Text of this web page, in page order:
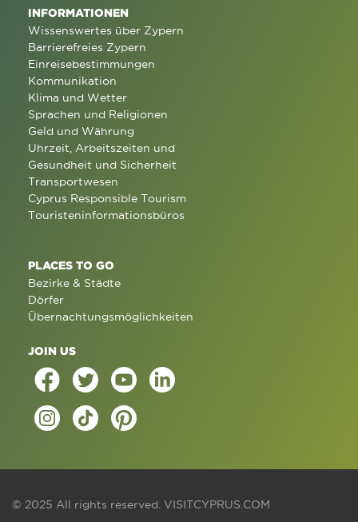
INFORMATIONEN
Wissenswertes über Zypern
Barrierefreies Zypern
Einreisebestimmungen
Kommunikation
Klima und Wetter
Sprachen und Religionen
Geld und Währung
Uhrzeit, Arbeitszeiten und
Gesundheit und Sicherheit
Transportwesen
Cyprus Responsible Tourism
Touristeninformationsbüros
PLACES TO GO
Bezirke & Städte
Dörfer
Übernachtungsmöglichkeiten
JOIN US
© 2025 All rights reserved. VISITCYPRUS.COM